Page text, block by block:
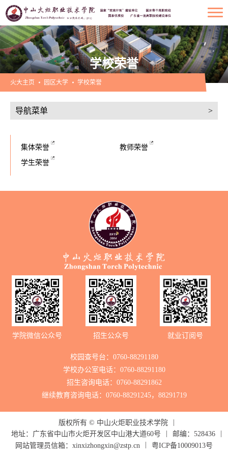
学校荣誉
火大主页 园区大学 学校荣誉
导航菜单 >
集体荣誉
教师荣誉
学生荣誉
学院微信公众号 招生公众号 就业订阅号
校园查号台：0760-88291180
学校办公室电话：0760-88291180
招生咨询电话：0760-88291862
继续教育咨询电话：0760-88291245，88291719
版权所有 © 中山火炬职业技术学院
|
地址：广东省中山市火炬开发区中山港大道60号
邮编：528436
网站管理员信箱： xinxizhongxin@zstp.cn 粤ICP备10009013号